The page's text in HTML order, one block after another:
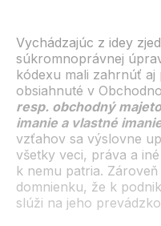
Vychádzajúc z idey
súkromnoprávnej
kódexu mali zahrnúť aj
obsiahnuté v
resp. obchodný
imanie a vlastné
vzťahov sa výslovne
všetky veci, práva a
k nemu patria.
domnienku, že k
slúži na jeho